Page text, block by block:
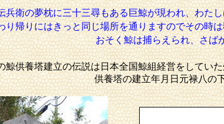
兵衛の夢枕に三十三尋もある巨鯨が現われ、わた
り帰りにはきっと同じ場所を通りますのでその時
おそく鯨は捕らえられ、さば
鯨供養塔建立の伝説は日本全国鯨組経営をしてい
供養塔の建立年月日元禄八の